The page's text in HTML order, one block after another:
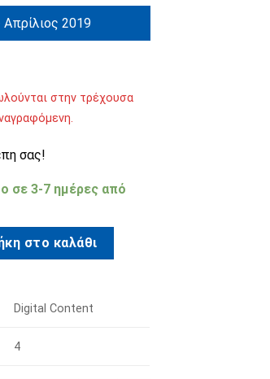
2019
στην τρέχουσα
σας!
σε 3-7 ημέρες από
Τόμος 23 ποσότητα
στο καλάθι
Digital Content
4